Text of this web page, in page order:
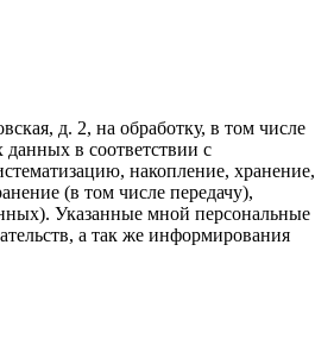
д. 2, на обработку, в том числе
данных в соответствии с
накопление, хранение,
(в том числе передачу),
Указанные мной персональные
а так же информирования